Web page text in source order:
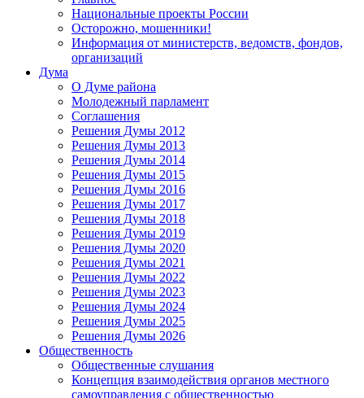
Национальные проекты России
Осторожно, мошенники!
Информация от министерств, ведомств, фондов,
организаций
Дума
О Думе района
Молодежный парламент
Соглашения
Решения Думы 2012
Решения Думы 2013
Решения Думы 2014
Решения Думы 2015
Решения Думы 2016
Решения Думы 2017
Решения Думы 2018
Решения Думы 2019
Решения Думы 2020
Решения Думы 2021
Решения Думы 2022
Решения Думы 2023
Решения Думы 2024
Решения Думы 2025
Решения Думы 2026
Общественность
Общественные слушания
Концепция взаимодействия органов местного
самоуправления с общественностью